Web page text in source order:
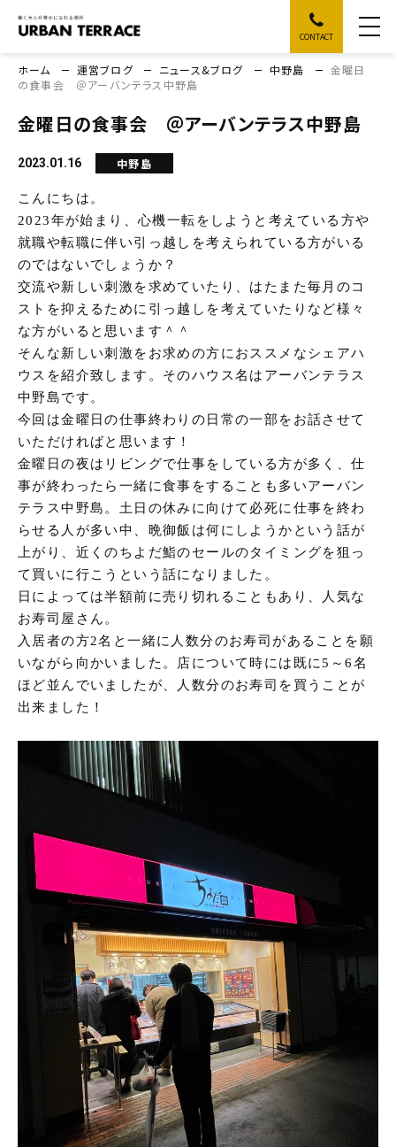
CONTACT
ホーム 運営ブログ ニュース&ブログ 中野島
金曜日
の食事会 ＠アーバンテラス中野島
金曜日の食事会 ＠アーバンテラス中野島
2023.01.16 中野島
こんにちは。
2023年が始まり、心機一転をしようと考えている方や
就職や転職に伴い引っ越しを考えられている方がいる
のではないでしょうか？
交流や新しい刺激を求めていたり、はたまた毎月のコ
ストを抑えるために引っ越しを考えていたりなど様々
な方がいると思います＾＾
そんな新しい刺激をお求めの方におススメなシェアハ
ウスを紹介致します。そのハウス名はアーバンテラス
中野島です。
今回は金曜日の仕事終わりの日常の一部をお話させて
いただければと思います！
金曜日の夜はリビングで仕事をしている方が多く、仕
事が終わったら一緒に食事をすることも多いアーバン
テラス中野島。土日の休みに向けて必死に仕事を終わ
らせる人が多い中、晩御飯は何にしようかという話が
上がり、近くのちよだ鮨のセールのタイミングを狙っ
て買いに行こうという話になりました。
日によっては半額前に売り切れることもあり、人気な
お寿司屋さん。
入居者の方2名と一緒に人数分のお寿司があることを願
いながら向かいました。店について時には既に5～6名
ほど並んでいましたが、人数分のお寿司を買うことが
出来ました！